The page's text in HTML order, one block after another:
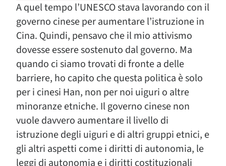
A quel tempo l’UNESCO stava lavorando con il
governo cinese per aumentare l’istruzione in
Cina. Quindi, pensavo che il mio attivismo
dovesse essere sostenuto dal governo. Ma
quando ci siamo trovati di fronte a delle
barriere, ho capito che questa politica è solo
per i cinesi Han, non per noi uiguri o altre
minoranze etniche. Il governo cinese non
vuole davvero aumentare il livello di
istruzione degli uiguri e di altri gruppi etnici, e
gli altri aspetti come i diritti di autonomia, le
leggi di autonomia e i diritti costituzionali